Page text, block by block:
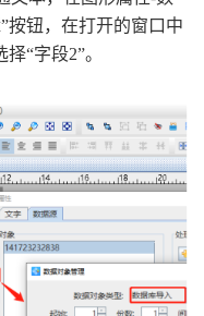
按钮，在打开的窗口中
“字段2”。